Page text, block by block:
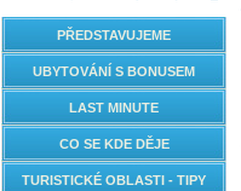
PŘEDSTAVUJEME
UBYTOVÁNÍ S BONUSEM
LAST MINUTE
CO SE KDE DĚJE
TURISTICKÉ OBLASTI - TIPY